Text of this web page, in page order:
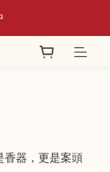
插
香器，更是案頭